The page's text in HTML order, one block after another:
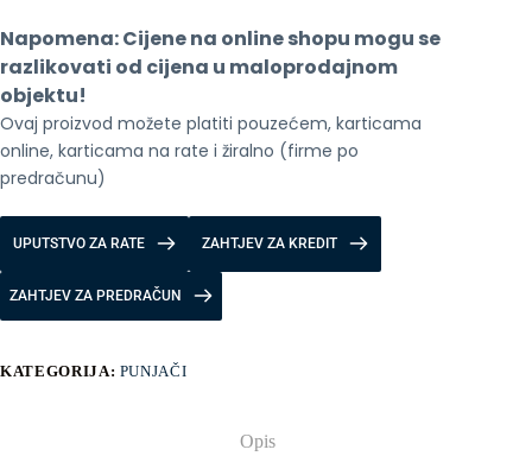
količina
Napomena: Cijene na online shopu mogu se
razlikovati od cijena u maloprodajnom
objektu!
Ovaj proizvod možete platiti pouzećem, karticama
online, karticama na rate i žiralno (firme po
predračunu)
UPUTSTVO ZA RATE ZAHTJEV ZA KREDIT
ZAHTJEV ZA PREDRAČUN
KATEGORIJA: PUNJAČI
Opis